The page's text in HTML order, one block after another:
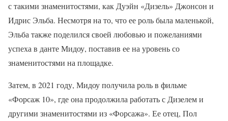
с такими знаменитостями, как Дуэйн «Дизель» Джонсон и
Идрис Эльба. Несмотря на то, что ее роль была маленькой,
Эльба также поделился своей любовью и пожеланиями
успеха в данте Мидоу, поставив ее на уровень со
знаменитостями на площадке.
Затем, в 2021 году, Мидоу получила роль в фильме
«Форсаж 10», где она продолжила работать с Дизелем и
другими знаменитостями из «Форсажа». Ее отец, Пол